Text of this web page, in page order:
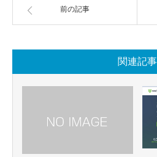
前の記事
関連記事